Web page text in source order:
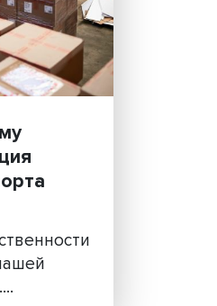
к
к чему
легализация